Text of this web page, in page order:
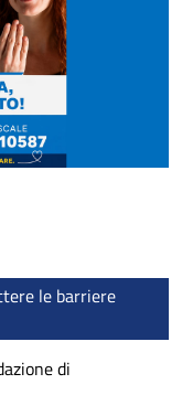
le barriere
di